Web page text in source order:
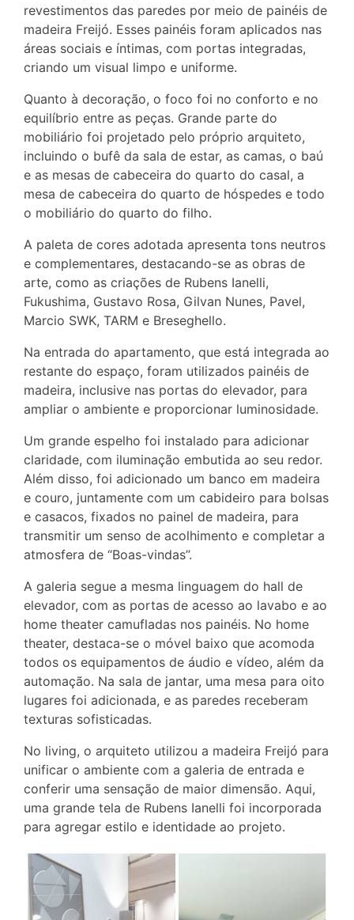
revestimentos das paredes por meio de painéis de
madeira Freijó. Esses painéis foram aplicados nas
áreas sociais e íntimas, com portas integradas,
criando um visual limpo e uniforme.
Quanto à decoração, o foco foi no conforto e no
equilíbrio entre as peças. Grande parte do
mobiliário foi projetado pelo próprio arquiteto,
incluindo o bufê da sala de estar, as camas, o baú
e as mesas de cabeceira do quarto do casal, a
mesa de cabeceira do quarto de hóspedes e todo
o mobiliário do quarto do filho.
A paleta de cores adotada apresenta tons neutros
e complementares, destacando-se as obras de
arte, como as criações de Rubens Ianelli,
Fukushima, Gustavo Rosa, Gilvan Nunes, Pavel,
Marcio SWK, TARM e Breseghello.
Na entrada do apartamento, que está integrada ao
restante do espaço, foram utilizados painéis de
madeira, inclusive nas portas do elevador, para
ampliar o ambiente e proporcionar luminosidade.
Um grande espelho foi instalado para adicionar
claridade, com iluminação embutida ao seu redor.
Além disso, foi adicionado um banco em madeira
e couro, juntamente com um cabideiro para bolsas
e casacos, fixados no painel de madeira, para
transmitir um senso de acolhimento e completar a
atmosfera de “Boas-vindas”.
A galeria segue a mesma linguagem do hall de
elevador, com as portas de acesso ao lavabo e ao
home theater camufladas nos painéis. No home
theater, destaca-se o móvel baixo que acomoda
todos os equipamentos de áudio e vídeo, além da
automação. Na sala de jantar, uma mesa para oito
lugares foi adicionada, e as paredes receberam
texturas sofisticadas.
No living, o arquiteto utilizou a madeira Freijó para
unificar o ambiente com a galeria de entrada e
conferir uma sensação de maior dimensão. Aqui,
uma grande tela de Rubens Ianelli foi incorporada
para agregar estilo e identidade ao projeto.